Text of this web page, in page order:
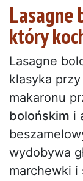
Lasagne
który
Lasagne
klasyka
makaronu
bolońskim i
wydobywa
marchewki i